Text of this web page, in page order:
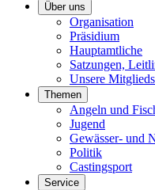
Über uns
Organisation
Präsidium
Hauptamtliche
Satzungen,
Unsere
Themen
Angeln und
Jugend
Gewässer- und
Politik
Castingsport
Service